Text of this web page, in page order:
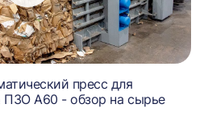
пресс для
ПЗО А60 - обзор на сырье